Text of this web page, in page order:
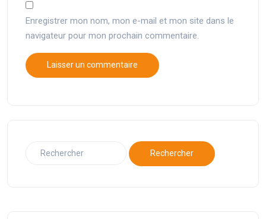
Enregistrer mon nom, mon e-mail et mon site dans le
navigateur pour mon prochain commentaire.